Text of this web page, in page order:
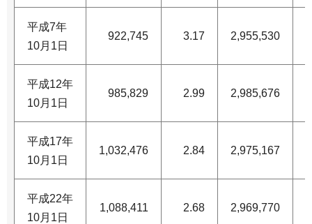
平成7年
10月1日
922,745 3.17 2,955,530
平成12年
10月1日
985,829 2.99 2,985,676
平成17年
10月1日
1,032,476 2.84 2,975,167
平成22年
10月1日
1,088,411 2.68 2,969,770